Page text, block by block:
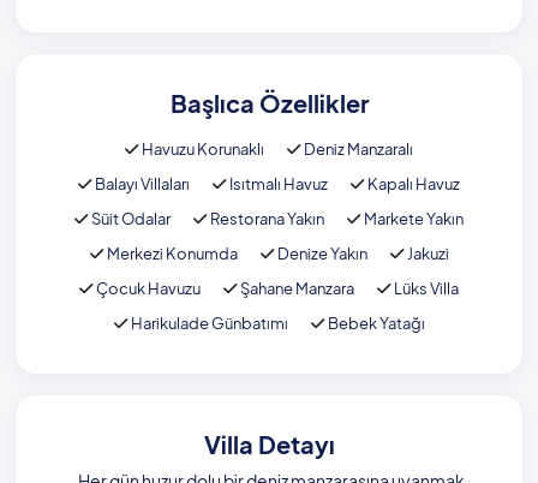
Başlıca Özellikler
Havuzu Korunaklı
Deniz Manzaralı
Balayı Villaları
Isıtmalı Havuz
Kapalı Havuz
Süit Odalar
Restorana Yakın
Markete Yakın
Merkezi Konumda
Denize Yakın
Jakuzi
Çocuk Havuzu
Şahane Manzara
Lüks Villa
Harikulade Günbatımı
Bebek Yatağı
Villa Detayı